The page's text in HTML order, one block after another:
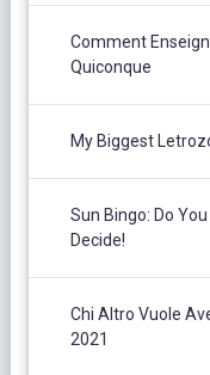
Comment
Quiconque
My Biggest
Sun Bingo: Do
Decide!
Chi Altro Vuole
2021